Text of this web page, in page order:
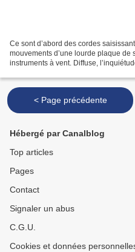
Ce sont d’abord des cordes
mouvements d’une lourde plaque de
instruments à vent. Diffuse,
< Page précédente
Hébergé par Canalblog
Top articles
Pages
Contact
Signaler un abus
C.G.U.
Cookies et données